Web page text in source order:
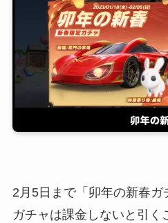
2月5日まで「卯年の新春
ガチャは課金しないと引く